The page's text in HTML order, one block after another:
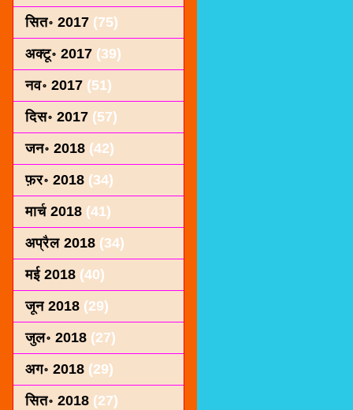
सित॰ 2017 (75)
अक्टू॰ 2017 (39)
नव॰ 2017 (51)
दिस॰ 2017 (57)
जन॰ 2018 (42)
फ़र॰ 2018 (34)
मार्च 2018 (41)
अप्रैल 2018 (34)
मई 2018 (40)
जून 2018 (29)
जुल॰ 2018 (27)
अग॰ 2018 (29)
सित॰ 2018 (27)